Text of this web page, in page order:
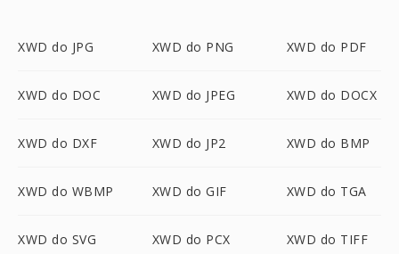
XWD do JPG XWD do PNG XWD do PDF
XWD do DOC XWD do JPEG XWD do DOCX
XWD do DXF XWD do JP2 XWD do BMP
XWD do WBMP XWD do GIF XWD do TGA
XWD do SVG XWD do PCX XWD do TIFF